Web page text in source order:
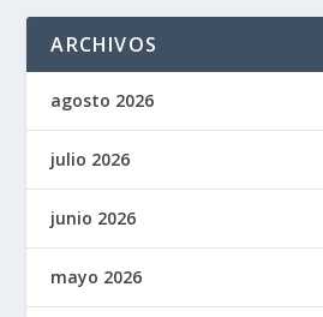
ARCHIVOS
agosto 2026
julio 2026
junio 2026
mayo 2026